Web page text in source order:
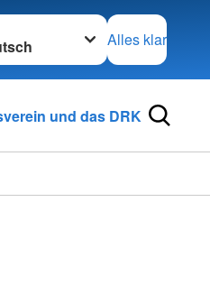
wechseln zu
Alles klar
und das DRK